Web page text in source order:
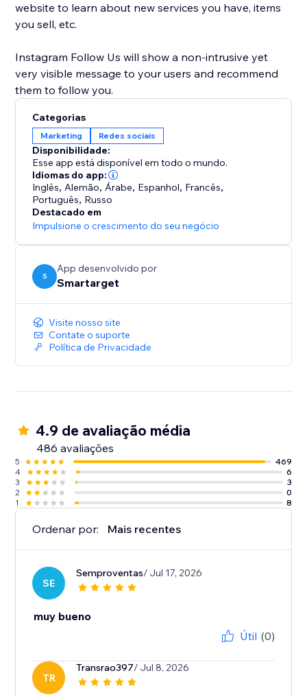
website to learn about new services you have, items
you sell, etc.
Instagram Follow Us will show a non-intrusive yet
very visible message to your users and recommend
them to follow you.
Categorias
Marketing Redes sociais
Disponibilidade:
Esse app está disponível em todo o mundo.
Idiomas do app:
Inglês, Alemão, Árabe, Espanhol, Francês,
Português, Russo
Destacado em
Impulsione o crescimento do seu negócio
S
App desenvolvido por
Smartarget
Visite nosso site
Contate o suporte
Política de Privacidade
4.9 de avaliação média
486 avaliações
5
469
4
6
3
3
2
0
1
8
Ordenar por: Mais recentes
SE
Semproventas/ Jul 17, 2026
muy bueno
Útil (0)
TR
Transrao397/ Jul 8, 2026